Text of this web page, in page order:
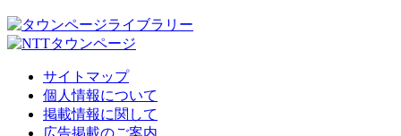
サイトマップ
個人情報について
掲載情報に関して
広告掲載のご案内